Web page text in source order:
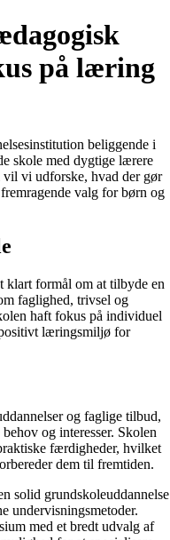
på læring
beliggende i
skole med dygtige lærere
vil vi udforske, hvad der gør
valg for børn og
klart formål om at tilbyde en
faglighed, trivsel og
haft fokus på individuel
læringsmiljø for
og faglige tilbud,
og interesser. Skolen
færdigheder, hvilket
dem til fremtiden.
solid grundskoleuddannelse
undervisningsmetoder.
med et bredt udvalg af